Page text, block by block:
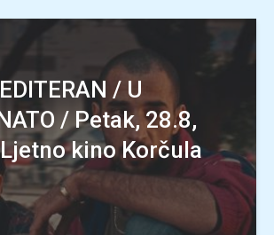
/ U
/ Petak, 28.8,
kino Korčula